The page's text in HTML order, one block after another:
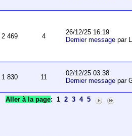
2 469 4
26/12/25 16:19
Dernier messagepar
1 830 11
02/12/25 03:38
Dernier messagepar
Aller à la page: 1 2 3 4 5